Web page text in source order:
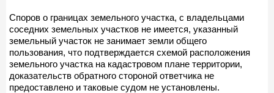
Споров о границах земельного участка, с владельцами
соседних земельных участков не имеется, указанный
земельный участок не занимает земли общего
пользования, что подтверждается схемой расположения
земельного участка на кадастровом плане территории,
доказательств обратного стороной ответчика не
предоставлено и таковые судом не установлены.